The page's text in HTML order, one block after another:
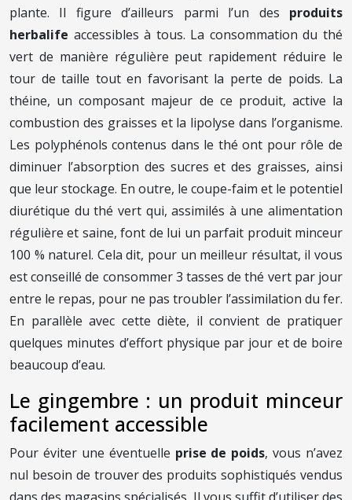
plante. Il figure d’ailleurs parmi l’un des produits
herbalife accessibles à tous. La consommation du thé
vert de manière régulière peut rapidement réduire le
tour de taille tout en favorisant la perte de poids. La
théine, un composant majeur de ce produit, active la
combustion des graisses et la lipolyse dans l’organisme.
Les polyphénols contenus dans le thé ont pour rôle de
diminuer l’absorption des sucres et des graisses, ainsi
que leur stockage. En outre, le coupe-faim et le potentiel
diurétique du thé vert qui, assimilés à une alimentation
régulière et saine, font de lui un parfait produit minceur
100 % naturel. Cela dit, pour un meilleur résultat, il vous
est conseillé de consommer 3 tasses de thé vert par jour
entre le repas, pour ne pas troubler l’assimilation du fer.
En parallèle avec cette diète, il convient de pratiquer
quelques minutes d’effort physique par jour et de boire
beaucoup d’eau.
Le gingembre : un produit minceur
facilement accessible
Pour éviter une éventuelle prise de poids, vous n’avez
nul besoin de trouver des produits sophistiqués vendus
dans des magasins spécialisés. Il vous suffit d’utiliser des